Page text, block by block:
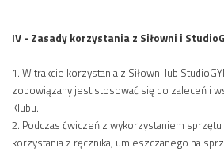
IV - Zasady korzystania z Siłowni i
1. W trakcie korzystania z Siłowni lub
zobowiązany jest stosować się do zaleceń i
Klubu.
2. Podczas ćwiczeń z wykorzystaniem
korzystania z ręcznika, umieszczanego na